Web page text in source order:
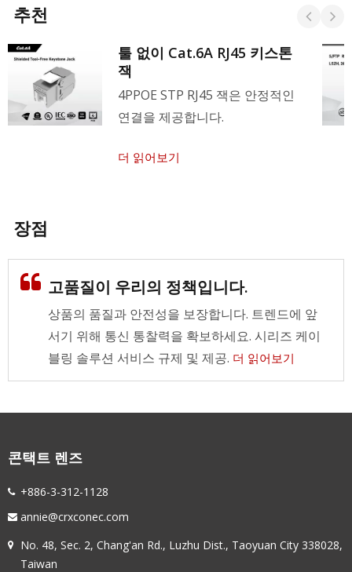
추천
툴 없이 Cat.6A RJ45 키스톤
잭
4PPOE STP RJ45 잭은 안정적인
연결을 제공합니다.
더 읽어보기
장점
고품질이 우리의 정책입니다.
상품의 품질과 안전성을 보장합니다. 트렌드에 앞
서기 위해 통신 통찰력을 확보하세요. 시리즈 케이
블링 솔루션 서비스 규제 및 제공. 더 읽어보기
콘택트 렌즈
+886-3-312-1128
annie@crxconec.com
No. 48, Sec. 2, Chang'an Rd., Luzhu Dist., Taoyuan City 338028,
Taiwan